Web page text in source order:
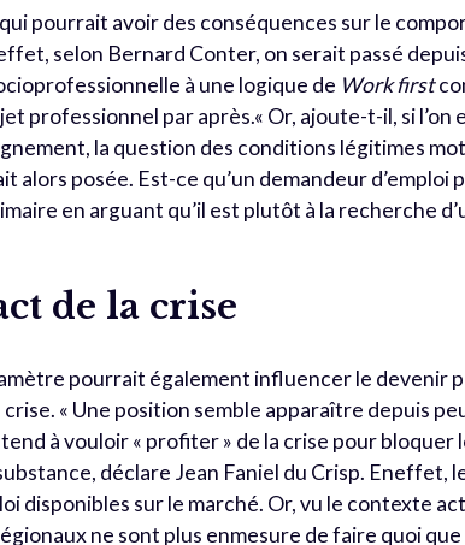
pourrait avoir des conséquences sur le
selon Bernard Conter, on serait passé
à une logique de Work first
professionnel par après.« Or, ajoute-t-il, si l’on
la question des conditions légitimes
alors posée. Est-ce qu’un demandeur d’emploi
en arguant qu’il est plutôt à la recherche
de la crise
pourrait également influencer le devenir
crise. « Une position semble apparaître depuis
à vouloir « profiter » de la crise pour bloquer
déclare Jean Faniel du Crisp. Eneffet, le
disponibles sur le marché. Or, vu le contexte
ne sont plus enmesure de faire quoi